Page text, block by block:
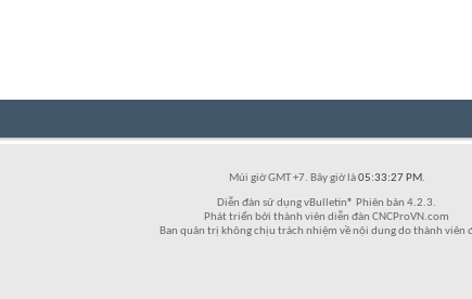
Múi giờ GMT +7. Bây giờ là05:33:27 PM.
Diễn đàn sử dụng vBulletin® Phiên bản 4.2.3.
Phát triển bởi thành viên diễn đàn CNCProVN.com
Ban quản trị không chịu trách nhiệm về nội dung do thành viên